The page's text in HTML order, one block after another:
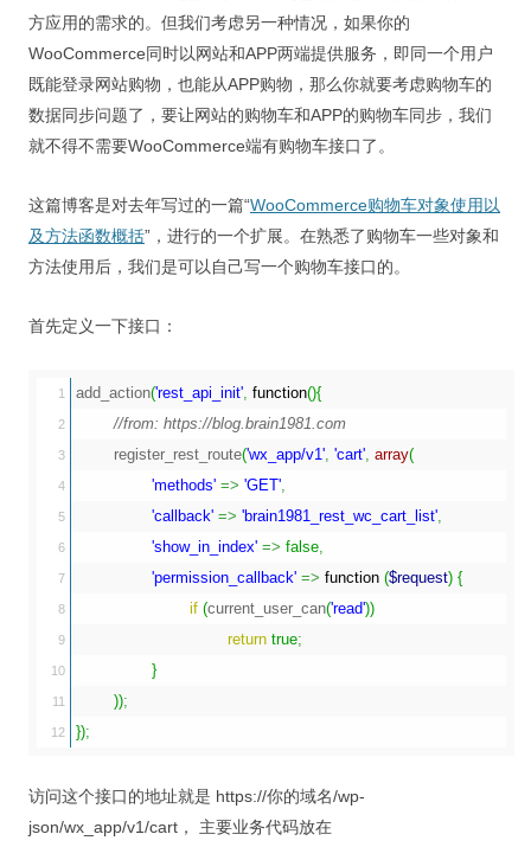
方应用的需求的。但我们考虑另一种情况，如果你的
WooCommerce同时以网站和APP两端提供服务，即同一个用户
既能登录网站购物，也能从APP购物，那么你就要考虑购物车的
数据同步问题了，要让网站的购物车和APP的购物车同步，我们
就不得不需要WooCommerce端有购物车接口了。
这篇博客是对去年写过的一篇“WooCommerce购物车对象使用以
及方法函数概括”，进行的一个扩展。在熟悉了购物车一些对象和
方法使用后，我们是可以自己写一个购物车接口的。
首先定义一下接口：
1
2
3
4
5
6
7
8
9
10
11
add_action('rest_api_init', function(){
//from: https://blog.brain1981.com
	register_rest_route
('wx_app/v1', 'cart', array(
'methods' => 'GET',
'callback' => 'brain1981_rest_wc_cart_list',
'show_in_index' => false,
'permission_callback' => function ($request) {
if (current_user_can('read'))
return true;
}
));
});
访问这个接口的地址就是 https://你的域名/wp-
json/wx_app/v1/cart， 主要业务代码放在